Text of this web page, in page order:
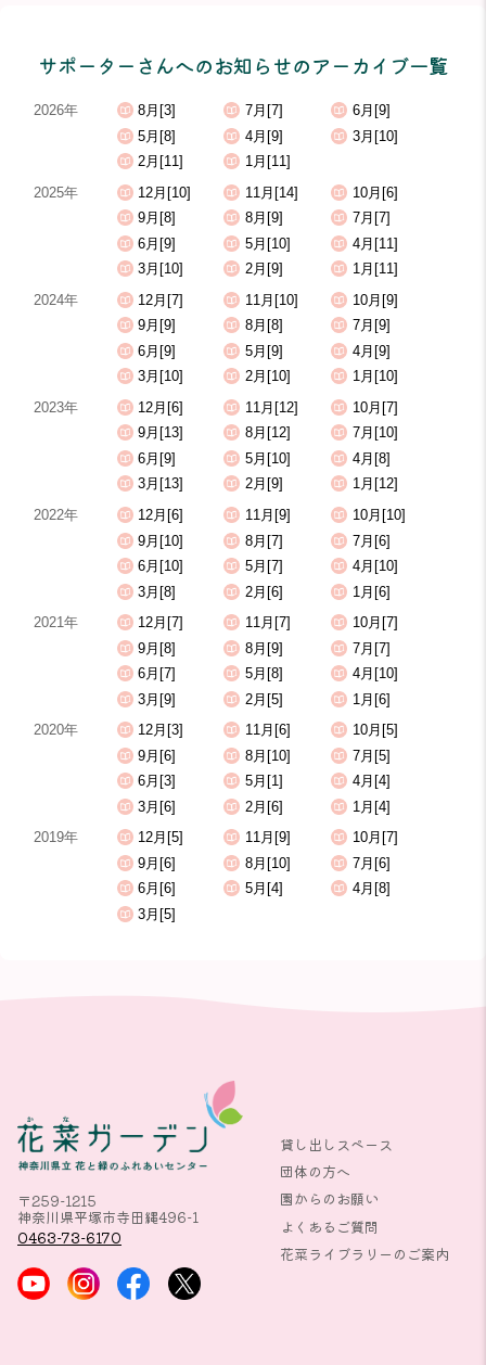
サポーターさんへのお知らせのアーカイブ一覧
2026年 8月[3] 7月[7]
6月[9]
5月[8]
4月[9]
3月[10]
2月[11]
1月[11]
2025年
12月[10] 11月[14]
10月[6]
9月[8]
8月[9]
7月[7]
6月[9]
5月[10]
4月[11]
3月[10]
2月[9]
1月[11]
2024年
12月[7] 11月[10]
10月[9]
9月[9]
8月[8]
7月[9]
6月[9]
5月[9]
4月[9]
3月[10]
2月[10]
1月[10]
2023年
12月[6] 11月[12]
10月[7]
9月[13]
8月[12]
7月[10]
6月[9]
5月[10]
4月[8]
3月[13]
2月[9]
1月[12]
2022年
12月[6] 11月[9]
10月[10]
9月[10]
8月[7]
7月[6]
6月[10]
5月[7]
4月[10]
3月[8]
2月[6]
1月[6]
2021年
12月[7] 11月[7]
10月[7]
9月[8]
8月[9]
7月[7]
6月[7]
5月[8]
4月[10]
3月[9]
2月[5]
1月[6]
2020年
12月[3] 11月[6]
10月[5]
9月[6]
8月[10]
7月[5]
6月[3]
5月[1]
4月[4]
3月[6]
2月[6]
1月[4]
2019年
12月[5] 11月[9]
10月[7]
9月[6]
8月[10]
7月[6]
6月[6]
5月[4]
4月[8]
3月[5]
〒259-1215
神奈川県平塚市寺田縄496-1
0463-73-6170
貸し出しスペース
団体の方へ
園からのお願い
よくあるご質問
花菜ライブラリーのご案内